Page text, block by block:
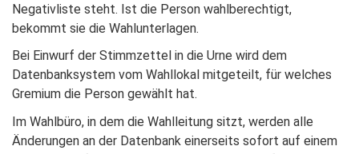
Negativliste steht. Ist die Person wahlberechtigt,
bekommt sie die Wahlunterlagen.
Bei Einwurf der Stimmzettel in die Urne wird dem
Datenbanksystem vom Wahllokal mitgeteilt, für welches
Gremium die Person gewählt hat.
Im Wahlbüro, in dem die Wahlleitung sitzt, werden alle
Änderungen an der Datenbank einerseits sofort auf einem